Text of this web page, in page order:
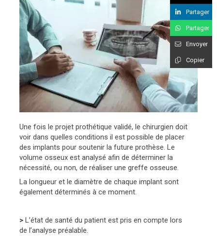
Une fois le projet prothétique validé, le chirurgien doit
voir dans quelles conditions il est possible de placer
des implants pour soutenir la future prothèse. Le
volume osseux est analysé afin de déterminer la
nécessité, ou non, de réaliser une greffe osseuse.
La longueur et le diamètre de chaque implant sont
également déterminés à ce moment.
> L’état de santé du patient est pris en compte lors
de l’analyse préalable.
Partager
Partager
Envoyer
Copier